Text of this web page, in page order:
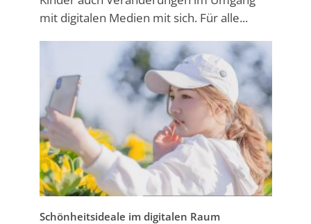
mit digitalen Medien mit sich. Für alle...
Schönheitsideale im digitalen Raum